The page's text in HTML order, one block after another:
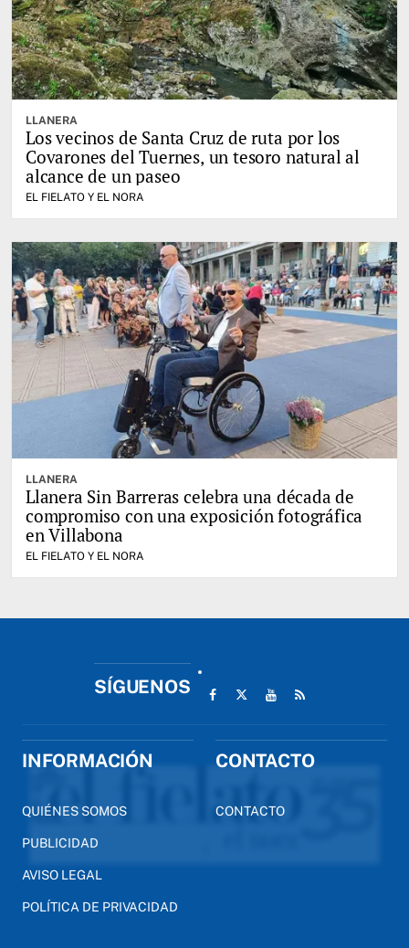
LLANERA
Los vecinos de Santa Cruz de ruta por los
Covarones del Tuernes, un tesoro natural al
alcance de un paseo
EL FIELATO Y EL NORA
LLANERA
Llanera Sin Barreras celebra una década de
compromiso con una exposición fotográfica
en Villabona
EL FIELATO Y EL NORA
SÍGUENOS
INFORMACIÓN
QUIÉNES SOMOS
PUBLICIDAD
AVISO LEGAL
POLÍTICA DE PRIVACIDAD
CONTACTO
CONTACTO